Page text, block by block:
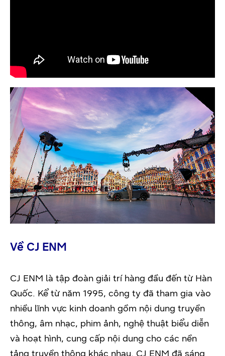
Về CJ ENM
CJ ENM là tập đoàn giải trí hàng đầu đến từ Hàn
Quốc. Kể từ năm 1995, công ty đã tham gia vào
nhiều lĩnh vực kinh doanh gồm nội dung truyền
thông, âm nhạc, phim ảnh, nghệ thuật biểu diễn
và hoạt hình, cung cấp nội dung cho các nền
tảng truyền thông khác nhau. CJ ENM đã sáng